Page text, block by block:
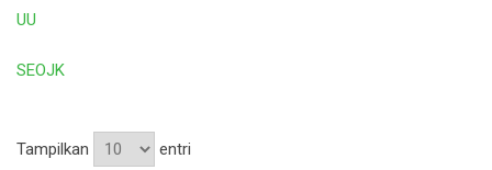
UU
SEOJK
Tampilkan entri